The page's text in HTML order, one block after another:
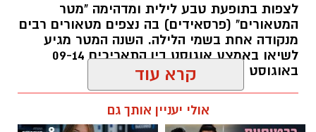
חי של חוף סלעי בישראל ולהכיר מקרוב את בעלי
החיים הימיים החיים בו. במהלך הסיור ייחשפו גם
לאתגרים המשפיעים על הסביבה הימית, ובהם
פסולת ובעיקר פלסטיק, וילמדו באופן חווייתי כיצד
ניתן לשמור על הים ולסייע בהגנה עליו.
מועדי הסיורים:
לצפות בתופעת טבע לילית ומדהימה "מטר
המטאורים" (פרסאידים) בה נצפים מטאורים רבים
מנקודה אחת בשמי הלילה. השנה המטר מגיע
לשיאו באמצע אוגוסט בין התאריכים 09-14
באוגוסט 2026.
קרא עוד
אולי יעניין אותך גם